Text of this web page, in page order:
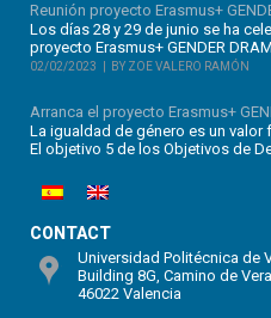
Reunión proyecto Erasmus+
Los días 28 y 29 de junio se ha
proyecto Erasmus+ GENDER
02/02/2023 BY ZOE VALERO RAMÓN
Arranca el proyecto Erasmus+
La igualdad de género es un valor
El objetivo 5 de los Objetivos de
CONTACT
Universidad Politécnica de
Building 8G, Camino de
46022 Valencia